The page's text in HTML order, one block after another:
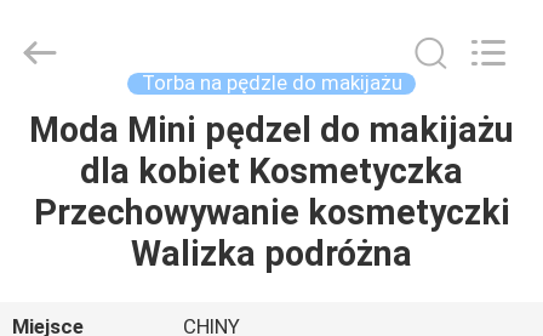
DOM
PRODUKTY
NAS
Cosmetics
Reserved.
Torba na pędzle do makijażu
Moda Mini pędzel do makijażu
dla kobiet Kosmetyczka
Przechowywanie kosmetyczki
Walizka podróżna
Miejsce
CHINY